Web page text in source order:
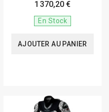
1 370,20 €
En Stock
AJOUTER AU PANIER